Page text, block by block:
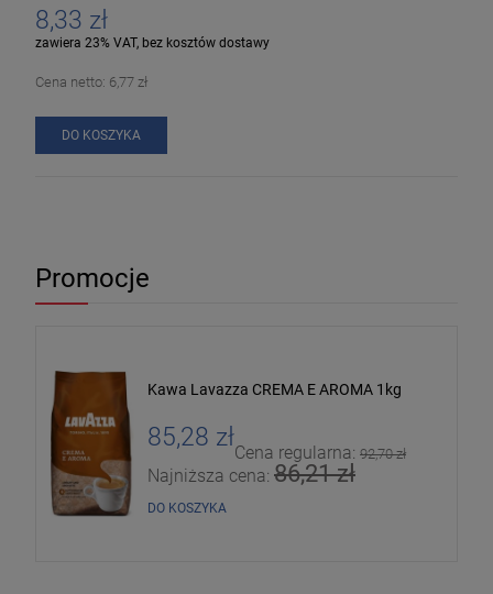
8,33 zł
zawiera 23% VAT, bez kosztów dostawy
Cena netto: 6,77 zł
DO KOSZYKA
Promocje
Kawa Lavazza CREMA E AROMA 1kg
85,28 zł
Cena regularna: 92,70 zł
Najniższa cena: 86,21 zł
DO KOSZYKA